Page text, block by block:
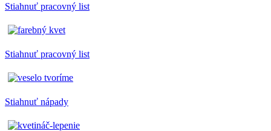
Stiahnuť pracovný list
Stiahnuť pracovný list
Stiahnuť nápady